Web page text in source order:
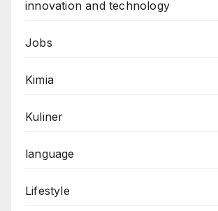
innovation and technology
Jobs
Kimia
Kuliner
language
Lifestyle